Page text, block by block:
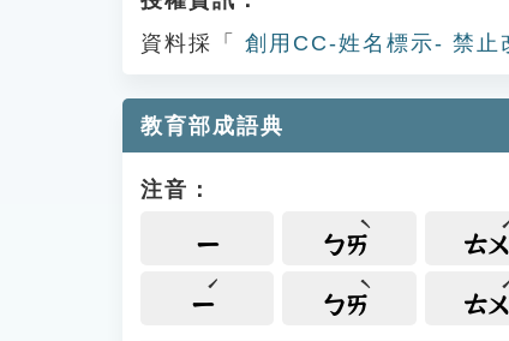
資料採「
創用CC-姓名標示- 禁止
教育部成語典
注音：
ㄧ ㄅㄞ ㄊㄨ
ㄧ ㄅㄞ ㄊㄨ